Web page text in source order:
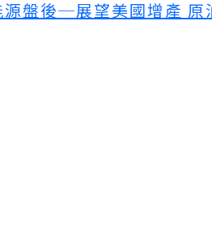
源盤後─展望美國增產 原